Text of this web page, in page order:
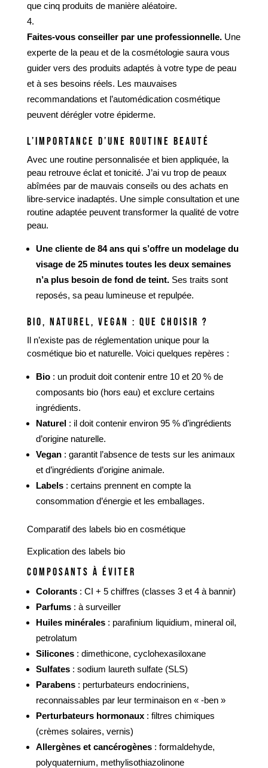
que cinq produits de manière aléatoire.
Faites-vous conseiller par une professionnelle.Une
experte de la peau et de la cosmétologie saura vous
guider vers des produits adaptés à votre type de peau
et à ses besoins réels. Les mauvaises
recommandations et l’automédication cosmétique
peuvent dérégler votre épiderme.
L’IMPORTANCE D’UNE ROUTINE BEAUTÉ
Avec une routine personnalisée et bien appliquée, la
peau retrouve éclat et tonicité. J’ai vu trop de peaux
abîmées par de mauvais conseils ou des achats en
libre-service inadaptés. Une simple consultation et une
routine adaptée peuvent transformer la qualité de votre
peau.
Une cliente de 84 ans qui s’offre un modelage du
visage de 25 minutes toutes les deux semaines
n’a plus besoin de fond de teint.Ses traits sont
reposés, sa peau lumineuse et repulpée.
BIO, NATUREL, VEGAN : QUE CHOISIR ?
Il n’existe pas de réglementation unique pour la
cosmétique bio et naturelle. Voici quelques repères :
Bio: un produit doit contenir entre 10 et 20 % de
composants bio (hors eau) et exclure certains
ingrédients.
Naturel: il doit contenir environ 95 % d’ingrédients
d’origine naturelle.
Vegan: garantit l’absence de tests sur les animaux
et d’ingrédients d’origine animale.
Labels: certains prennent en compte la
consommation d’énergie et les emballages.
Comparatif des labels bio en cosmétique
Explication des labels bio
COMPOSANTS À ÉVITER
Colorants: CI + 5 chiffres (classes 3 et 4 à bannir)
Parfums: à surveiller
Huiles minérales: parafinium liquidium, mineral oil,
petrolatum
Silicones: dimethicone, cyclohexasiloxane
Sulfates: sodium laureth sulfate (SLS)
Parabens: perturbateurs endocriniens,
reconnaissables par leur terminaison en « -ben »
Perturbateurs hormonaux: filtres chimiques
(crèmes solaires, vernis)
Allergènes et cancérogènes: formaldehyde,
polyquaternium, methylisothiazolinone